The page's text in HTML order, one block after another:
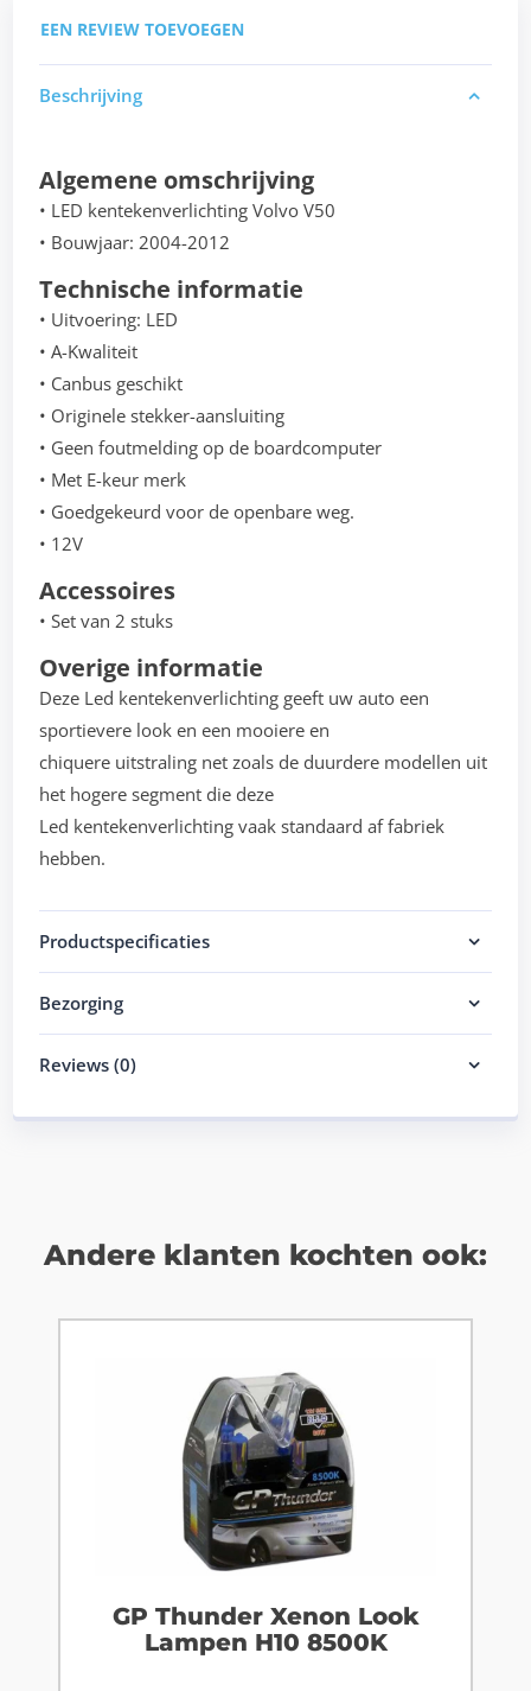
EEN REVIEW TOEVOEGEN
Beschrijving
Algemene omschrijving
• LED kentekenverlichting Volvo V50
• Bouwjaar: 2004-2012
Technische informatie
• Uitvoering: LED
• A-Kwaliteit
• Canbus geschikt
• Originele stekker-aansluiting
• Geen foutmelding op de boardcomputer
• Met E-keur merk
• Goedgekeurd voor de openbare weg.
• 12V
Accessoires
• Set van 2 stuks
Overige informatie
Deze Led kentekenverlichting geeft uw auto een
sportievere look en een mooiere en
chiquere uitstraling net zoals de duurdere modellen uit
het hogere segment die deze
Led kentekenverlichting vaak standaard af fabriek
hebben.
Productspecificaties
Bezorging
Reviews (0)
Andere klanten kochten ook:
GP Thunder Xenon Look
Lampen H10 8500K